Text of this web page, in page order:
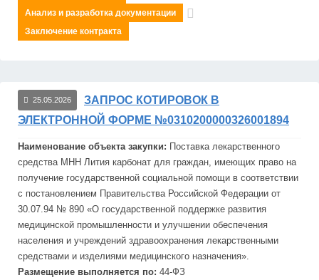
Анализ и разработка документации
Заключение контракта
25.05.2026
ЗАПРОС КОТИРОВОК В
ЭЛЕКТРОННОЙ ФОРМЕ №0310200000326001894
Наименование объекта закупки: Поставка лекарственного
средства МНН Лития карбонат для граждан, имеющих право на
получение государственной социальной помощи в соответствии
с постановлением Правительства Российской Федерации от
30.07.94 № 890 «О государственной поддержке развития
медицинской промышленности и улучшении обеспечения
населения и учреждений здравоохранения лекарственными
средствами и изделиями медицинского назначения».
Размещение выполняется по: 44-ФЗ